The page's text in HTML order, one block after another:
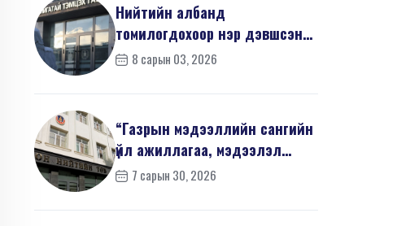
Нийтийн албанд
томилогдохоор нэр дэвшсэн
405 иргэний урьдчилсан
8 сарын 03, 2026
“Газрын мэдээллийн сангийн
үйл ажиллагаа, мэдээлэл
солилцооны журам”-...
7 сарын 30, 2026